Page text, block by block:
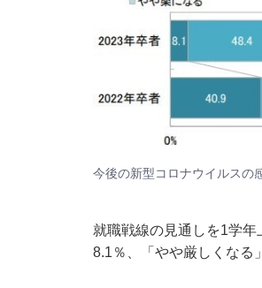
今後の新型コロナウイルスの
就職戦線の見通しを1学
8.1％、「やや厳しくなる